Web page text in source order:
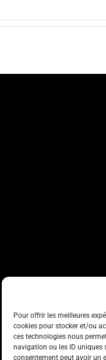
Pour offrir les meilleures
cookies pour stocker et/ou
ces technologies nous
navigation ou les ID uniques
consentement peut avoir un
Cookie policy